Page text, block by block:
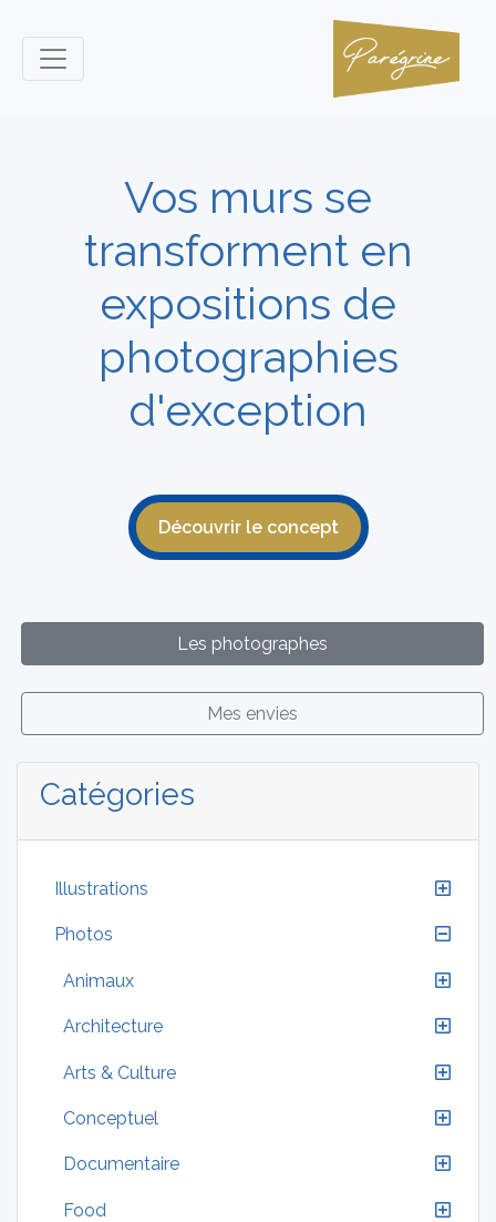
Vos murs se
transforment en
expositions de
photographies
d'exception
Découvrir le concept
Les photographes
Mes envies
Catégories
Illustrations
Photos
Animaux
Architecture
Arts & Culture
Conceptuel
Documentaire
Food